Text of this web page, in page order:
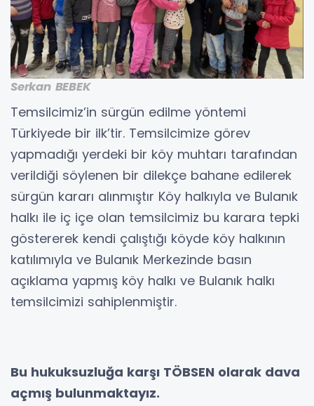
Serkan BEBEK
Temsilcimiz’in sürgün edilme yöntemi
Türkiyede bir ilk’tir. Temsilcimize görev
yapmadığı yerdeki bir köy muhtarı tarafından
verildiği söylenen bir dilekçe bahane edilerek
sürgün kararı alınmıştır Köy halkıyla ve Bulanık
halkı ile iç içe olan temsilcimiz bu karara tepki
göstererek kendi çalıştığı köyde köy halkının
katılımıyla ve Bulanık Merkezinde basın
açıklama yapmış köy halkı ve Bulanık halkı
temsilcimizi sahiplenmiştir.
Bu hukuksuzluğa karşı TÖBSEN olarak dava
açmış bulunmaktayız.